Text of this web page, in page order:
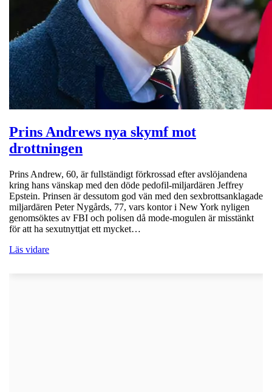
Prins Andrews nya skymf mot
drottningen
Prins Andrew, 60, är fullständigt förkrossad efter avslöjandena
kring hans vänskap med den döde pedofil-miljardären Jeffrey
Epstein. Prinsen är dessutom god vän med den sexbrottsanklagade
miljardären Peter Nygårds, 77, vars kontor i New York nyligen
genomsöktes av FBI och polisen då mode-mogulen är misstänkt
för att ha sexutnyttjat ett mycket…
Läs vidare